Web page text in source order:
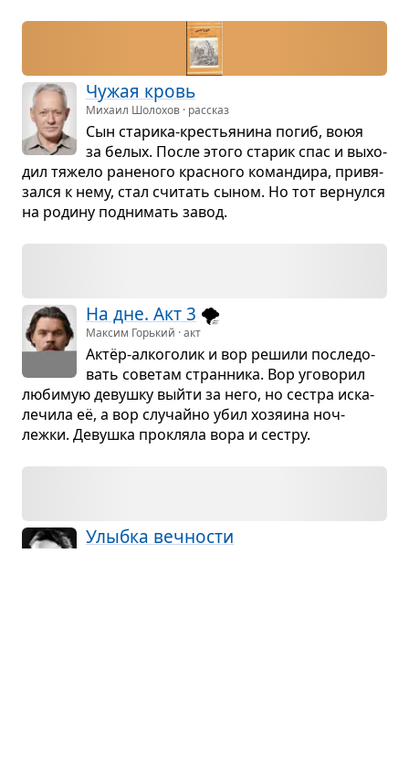
Чужая кровь
Михаил Шолохов · рассказ
Сын ста­рика-кре­стья­нина погиб, воюя
за белых. После этого ста­рик спас и выхо­
дил тяжело ране­ного крас­ного коман­дира, при­вя­
зался к нему, стал счи­тать сыном. Но тот вер­нулся
на родину под­ни­мать завод.
На дне. Акт 3 🌪️
Максим Горький · акт
Актёр-алко­го­лик и вор решили после­до­
вать сове­там стран­ника. Вор уго­во­рил
люби­мую девушку выйти за него, но сестра иска­
ле­чила её, а вор слу­чайно убил хозя­ина ноч­
лежки. Девушка про­кляла вора и сестру.
Улыбка веч­но­сти